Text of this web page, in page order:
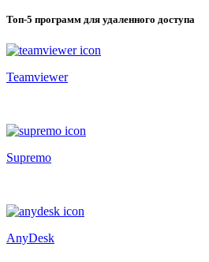
Топ-5 программ для удаленного доступа
Teamviewer
Supremo
AnyDesk